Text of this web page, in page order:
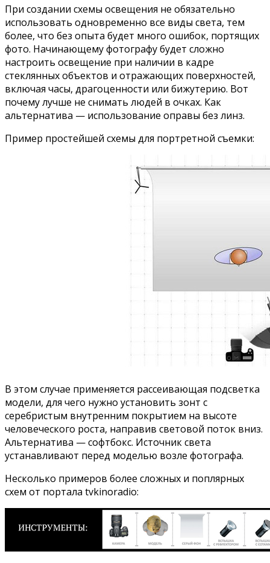
При создании схемы освещения не обязательно
использовать одновременно все виды света, тем
более, что без опыта будет много ошибок, портящих
фото. Начинающему фотографу будет сложно
настроить освещение при наличии в кадре
стеклянных объектов и отражающих поверхностей,
включая часы, драгоценности или бижутерию. Вот
почему лучше не снимать людей в очках. Как
альтернатива — использование оправы без линз.
Пример простейшей схемы для портретной съемки:
В этом случае применяется рассеивающая подсветка
модели, для чего нужно установить зонт с
серебристым внутренним покрытием на высоте
человеческого роста, направив световой поток вниз.
Альтернатива — софтбокс. Источник света
устанавливают перед моделью возле фотографа.
Несколько примеров более сложных и поплярных
схем от портала tvkinoradio: